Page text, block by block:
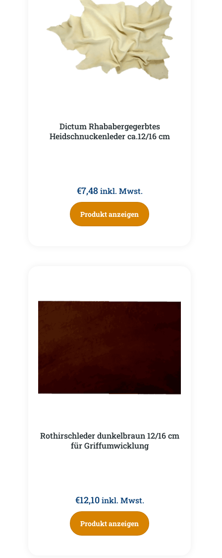
Dictum Rhababergegerbtes
Heidschnuckenleder ca.12/16 cm
€7,48 inkl. Mwst.
Produkt anzeigen
Rothirschleder dunkelbraun 12/16 cm
für Griffumwicklung
€12,10 inkl. Mwst.
Produkt anzeigen